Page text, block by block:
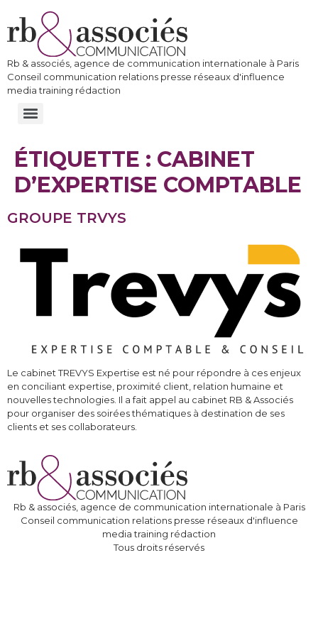
Rb & associés, agence de communication internationale à Paris
Conseil communication relations presse réseaux d'influence
media training rédaction
ÉTIQUETTE : CABINET
D’EXPERTISE COMPTABLE
GROUPE TRVYS
Le cabinet TREVYS Expertise est né pour répondre à ces enjeux
en conciliant expertise, proximité client, relation humaine et
nouvelles technologies. Il a fait appel au cabinet RB & Associés
pour organiser des soirées thématiques à destination de ses
clients et ses collaborateurs.
Rb & associés, agence de communication internationale à Paris
Conseil communication relations presse réseaux d'influence
media training rédaction
Tous droits réservés